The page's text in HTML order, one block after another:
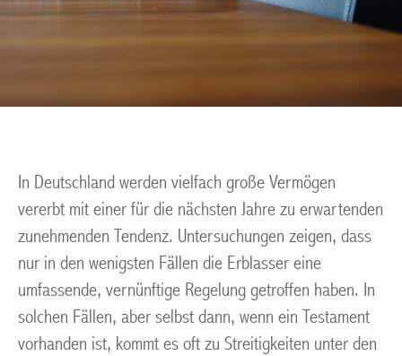
In Deutschland werden vielfach große Vermögen
vererbt mit einer für die nächsten Jahre zu erwartenden
zunehmenden Tendenz. Untersuchungen zeigen, dass
nur in den wenigsten Fällen die Erblasser eine
umfassende, vernünftige Regelung getroffen haben. In
solchen Fällen, aber selbst dann, wenn ein Testament
vorhanden ist, kommt es oft zu Streitigkeiten unter den